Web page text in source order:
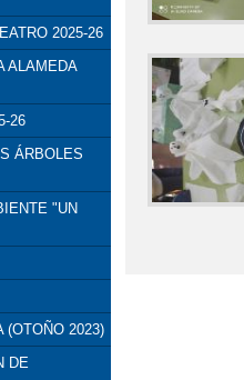
2025-26
ALAMEDA
26
ÁRBOLES
"UN
(OTOÑO 2023)
DE